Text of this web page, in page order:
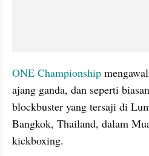
ONE Championship
ajang ganda, dan seperti
blockbuster yang tersaji di
Bangkok, Thailand, dalam
kickboxing.